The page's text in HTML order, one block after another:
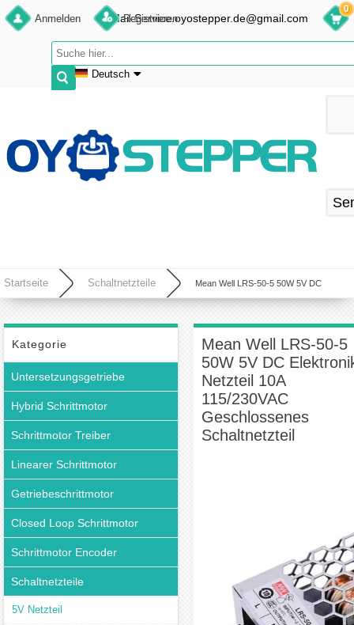
Anmelden Registrieren
Deutsch
Français
Español
E-Mail:Service.oyostepper.de@gmail.com
0
Startseite Schaltnetzteile Mean Well LRS-50-5 50W 5V DC
Kategorie
Untersetzungsgetriebe
Hybrid Schrittmotor
Schrittmotor Treiber
Linearer Schrittmotor
Getriebeschrittmotor
Closed Loop Schrittmotor
Schrittmotor Encoder
Schaltnetzteile
5V Netzteil
Mean Well LRS-50-5
50W 5V DC
Netzteil 10A
115/230VAC
Geschlossenes
Schaltnetzteil